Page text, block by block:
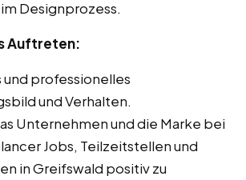
Designprozess.
Auftreten:
professionelles
und Verhalten.
Unternehmen und die Marke bei
Jobs, Teilzeitstellen und
in Greifswald positiv zu